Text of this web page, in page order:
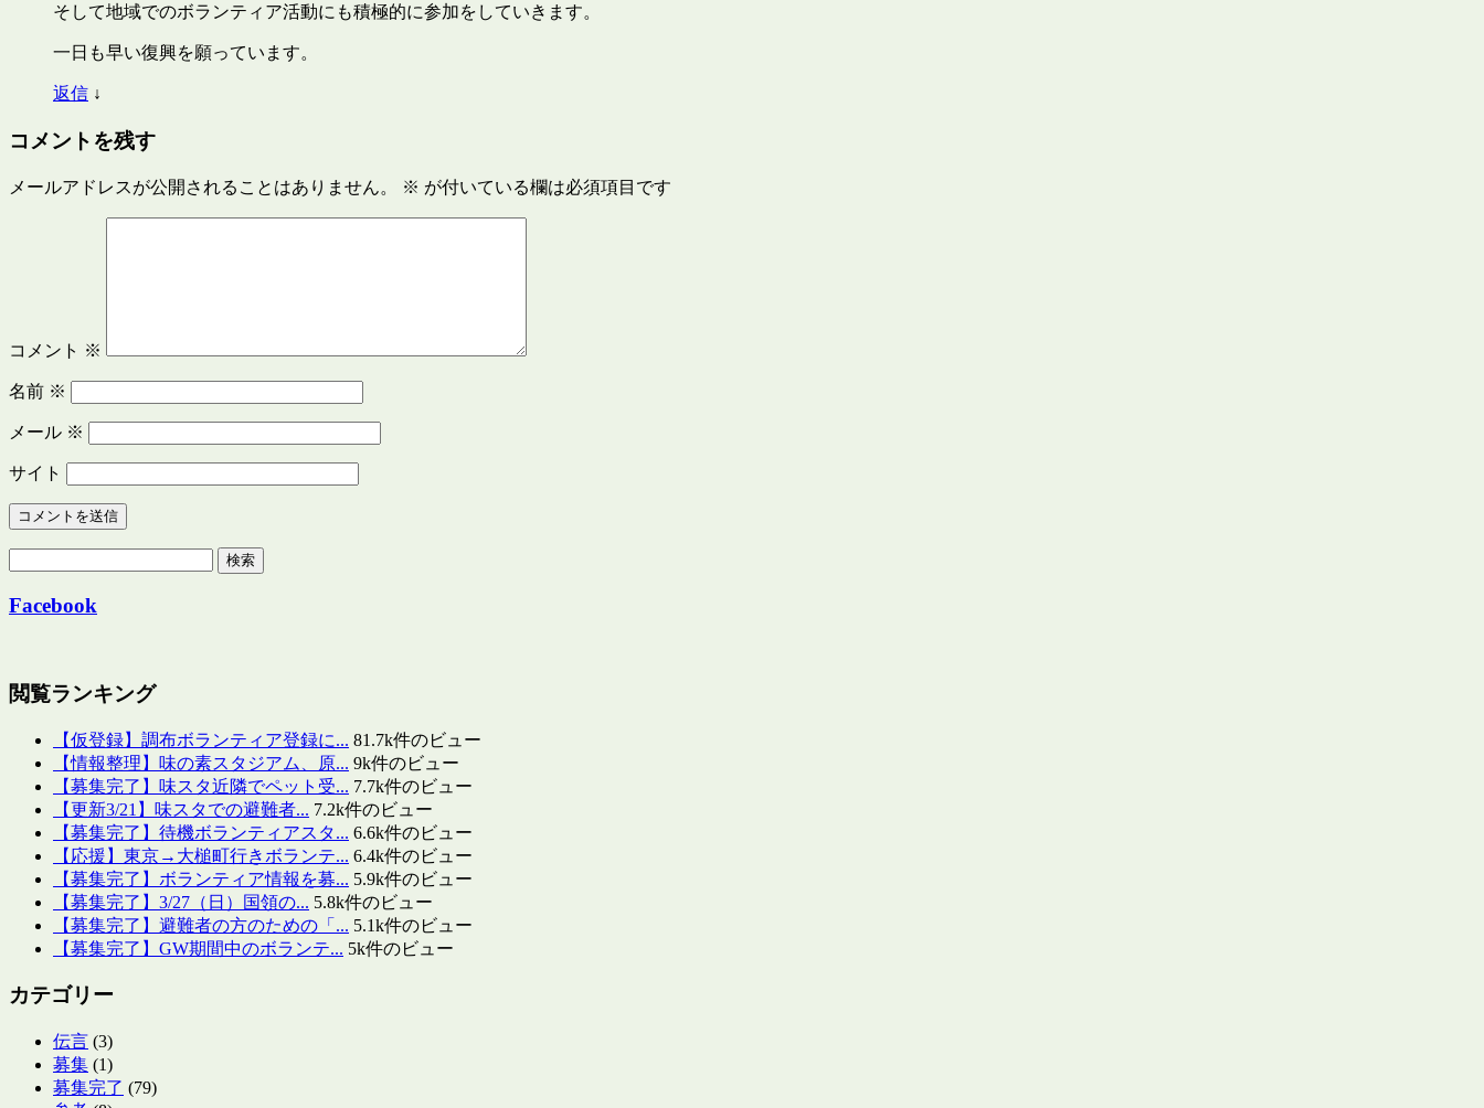
そして地域でのボランティア活動にも積極的に参加をしていきます。
一日も早い復興を願っています。
返信 ↓
コメントを残す
メールアドレスが公開されることはありません。 ※ が付いている欄は必須項目です
コメント ※
名前 ※
メール ※
サイト
Facebook
閲覧ランキング
【仮登録】調布ボランティア登録に... 81.7k件のビュー
【情報整理】味の素スタジアム、原... 9k件のビュー
【募集完了】味スタ近隣でペット受... 7.7k件のビュー
【更新3/21】味スタでの避難者... 7.2k件のビュー
【募集完了】待機ボランティアスタ... 6.6k件のビュー
【応援】東京→大槌町行きボランテ... 6.4k件のビュー
【募集完了】ボランティア情報を募... 5.9k件のビュー
【募集完了】3/27（日）国領の... 5.8k件のビュー
【募集完了】避難者の方のための「... 5.1k件のビュー
【募集完了】GW期間中のボランテ... 5k件のビュー
カテゴリー
伝言 (3)
募集 (1)
募集完了 (79)